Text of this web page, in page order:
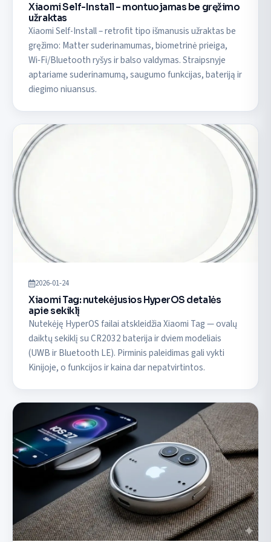
Xiaomi Self-Install – montuojamas be gręžimo
užraktas
Xiaomi Self-Install – retrofit tipo išmanusis užraktas be
gręžimo: Matter suderinamumas, biometrinė prieiga,
Wi‑Fi/Bluetooth ryšys ir balso valdymas. Straipsnyje
aptariame suderinamumą, saugumo funkcijas, bateriją ir
diegimo niuansus.
2026-01-24
Xiaomi Tag: nutekėjusios HyperOS detalės
apie sekiklį
Nutekėję HyperOS failai atskleidžia Xiaomi Tag — ovalų
daiktų sekiklį su CR2032 baterija ir dviem modeliais
(UWB ir Bluetooth LE). Pirminis paleidimas gali vykti
Kinijoje, o funkcijos ir kaina dar nepatvirtintos.